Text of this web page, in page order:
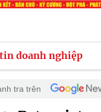
doanh nghiệp
tra trên